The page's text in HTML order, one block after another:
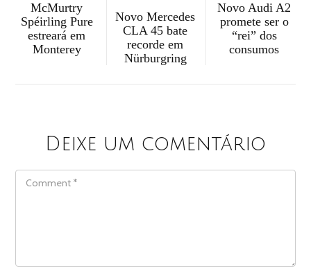
McMurtry
Spéirling Pure
estreará em
Monterey
Novo Mercedes
CLA 45 bate
recorde em
Nürburgring
Novo Audi A2
promete ser o
“rei” dos
consumos
Deixe um comentário
COMMENT